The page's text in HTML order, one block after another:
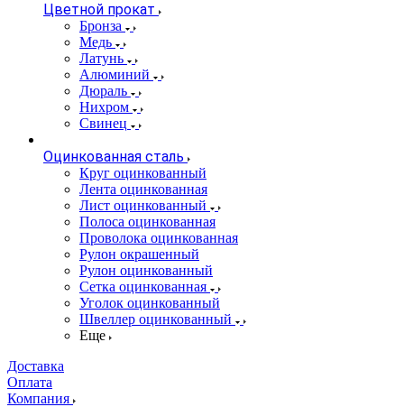
Цветной прокат
Бронза
Медь
Латунь
Алюминий
Дюраль
Нихром
Свинец
Оцинкованная сталь
Круг оцинкованный
Лента оцинкованная
Лист оцинкованный
Полоса оцинкованная
Проволока оцинкованная
Рулон окрашенный
Рулон оцинкованный
Сетка оцинкованная
Уголок оцинкованный
Швеллер оцинкованный
Еще
Доставка
Оплата
Компания